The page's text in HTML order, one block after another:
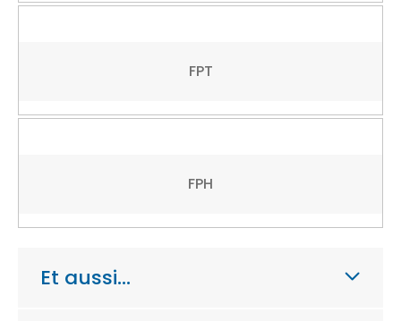
FPT
FPH
Et aussi…